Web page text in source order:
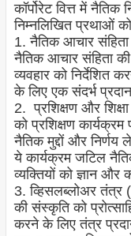
कॉर्पोरेट वित्त में
निम्नलिखित प्रथाओं
1. नैतिक आचार
नैतिक आचार संहिता
व्यवहार को निर्देशित
के लिए एक संदर्भ
2. प्रशिक्षण और
को प्रशिक्षण कार्यक्रम
नैतिक मुद्दों और
ये कार्यक्रम जटिल
व्यक्तियों को ज्ञान
3. व्हिसलब्लोअर तंत्र
की संस्कृति को
करने के लिए तंत्र